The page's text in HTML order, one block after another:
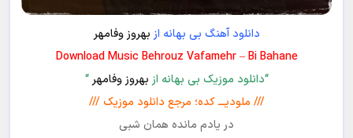
دانلود آهنگ بی بهانه از بهروز وفامهر
Download Music Behrouz Vafamehr – Bi Bahane
“دانلود موزیک بی بهانه از بهروز وفامهر “
/// ملودیـــ کده؛ مرجع دانلود موزیک ///
در یادم مانده همان شبی